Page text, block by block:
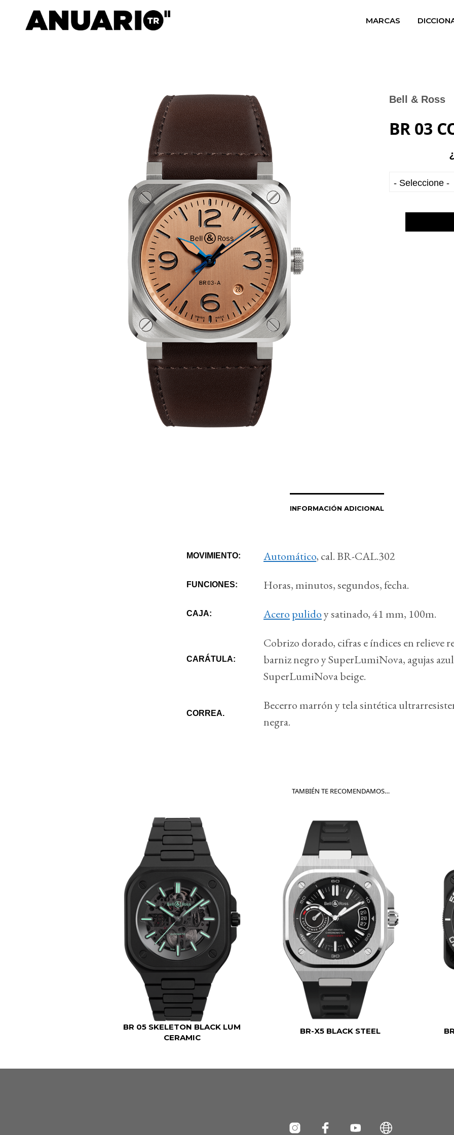
MARCAS
Bell & Ross
BR 03
INFORMACIÓN ADICIONAL
MOVIMIENTO: Automático, cal. BR-CAL.302
FUNCIONES: Horas, minutos, segundos, fecha.
CAJA: Acero pulidoy satinado, 41 mm, 100m.
CARÁTULA:
Cobrizo dorado, cifras e índices en relieve
barniz negro y SuperLumiNova, agujas
SuperLumiNova beige.
CORREA.
Becerro marrón y tela sintética
negra.
TAMBIÉN TE RECOMENDAMOS…
BR 05 SKELETON BLACK LUM
CERAMIC
BR-X5 BLACK STEEL